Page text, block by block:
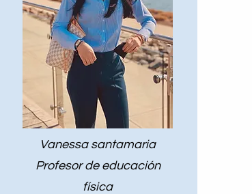
Vanessa santamaria
Profesor de educación
física